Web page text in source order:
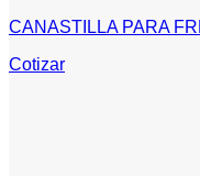
CANASTILLA PARA
Cotizar